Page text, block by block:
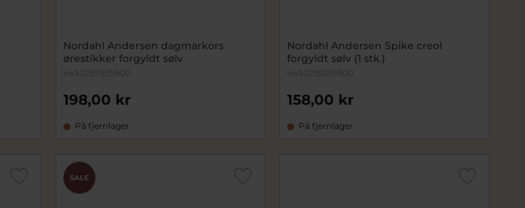
Nordahl Andersen dagmarkors
ørestikker forgyldt sølv
na30257535900
198,00 kr
På fjernlager
Nordahl Andersen Spike creol
forgyldt sølv (1 stk.)
na30295015900
158,00 kr
På fjernlager
SALE